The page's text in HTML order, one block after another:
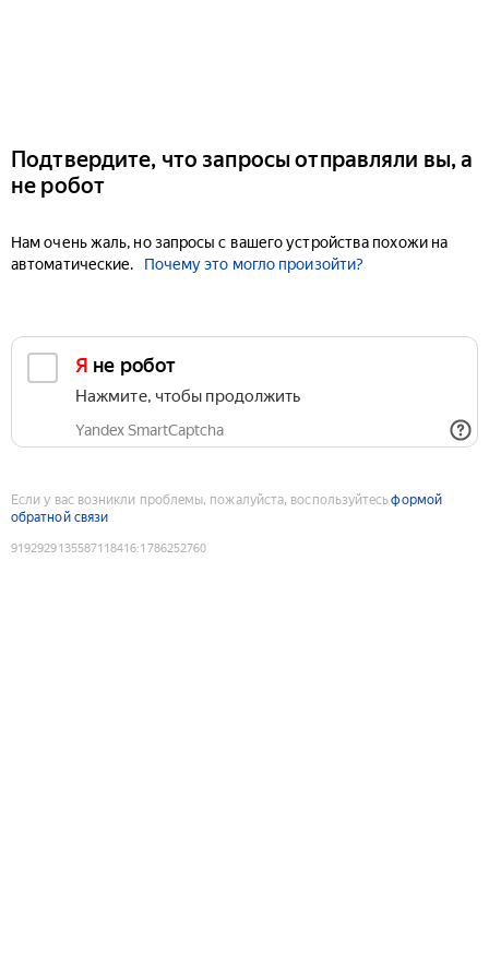
Подтвердите, что запросы отправляли вы, а
не робот
Нам очень жаль, но запросы с вашего устройства похожи на
автоматические.
Почему это могло произойти?
Я не робот
Нажмите, чтобы продолжить
Yandex SmartCaptcha
Если у вас возникли проблемы, пожалуйста, воспользуйтесьформой
обратной связи
9192929135587118416:1786252760